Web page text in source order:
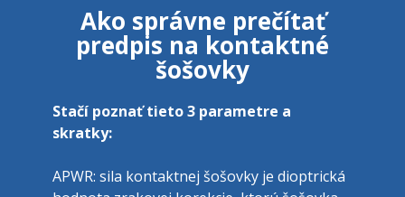
Ako správne prečítať
predpis na kontaktné
šošovky
Stačí poznať tieto 3 parametre a
skratky:
APWR: sila kontaktnej šošovky je dioptrická